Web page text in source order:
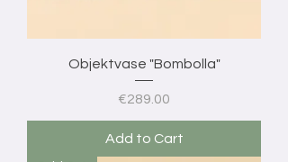
Objektvase "Bombolla"
Price
€289.00
Add to Cart